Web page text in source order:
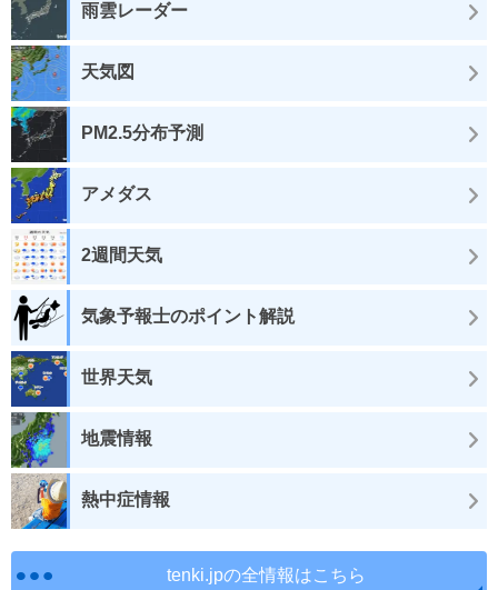
雨雲レーダー
天気図
PM2.5分布予測
アメダス
2週間天気
気象予報士のポイント解説
世界天気
地震情報
熱中症情報
tenki.jpの全情報はこちら